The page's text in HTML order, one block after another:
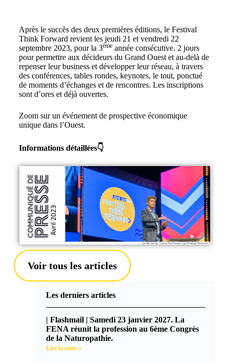
Après le succès des deux premières éditions, le Festival
Think Forward revient les jeudi 21 et vendredi 22
septembre 2023, pour la 3èmeannée consécutive. 2 jours
pour permettre aux décideurs du Grand Ouest et au-delà de
repenser leur business et développer leur réseau, à travers
des conférences, tables rondes, keynotes, le tout, ponctué
de moments d’échanges et de rencontres. Les inscriptions
sont d’ores et déjà ouvertes.
Zoom sur un événement de prospective économique
unique dans l’Ouest.
Informations détaillées👇
Voir tous les articles
Les derniers articles
| Flashmail | Samedi 23 janvier 2027. La
FENA réunit la profession au 6ème Congrès
de la Naturopathie.
Lire la suite »